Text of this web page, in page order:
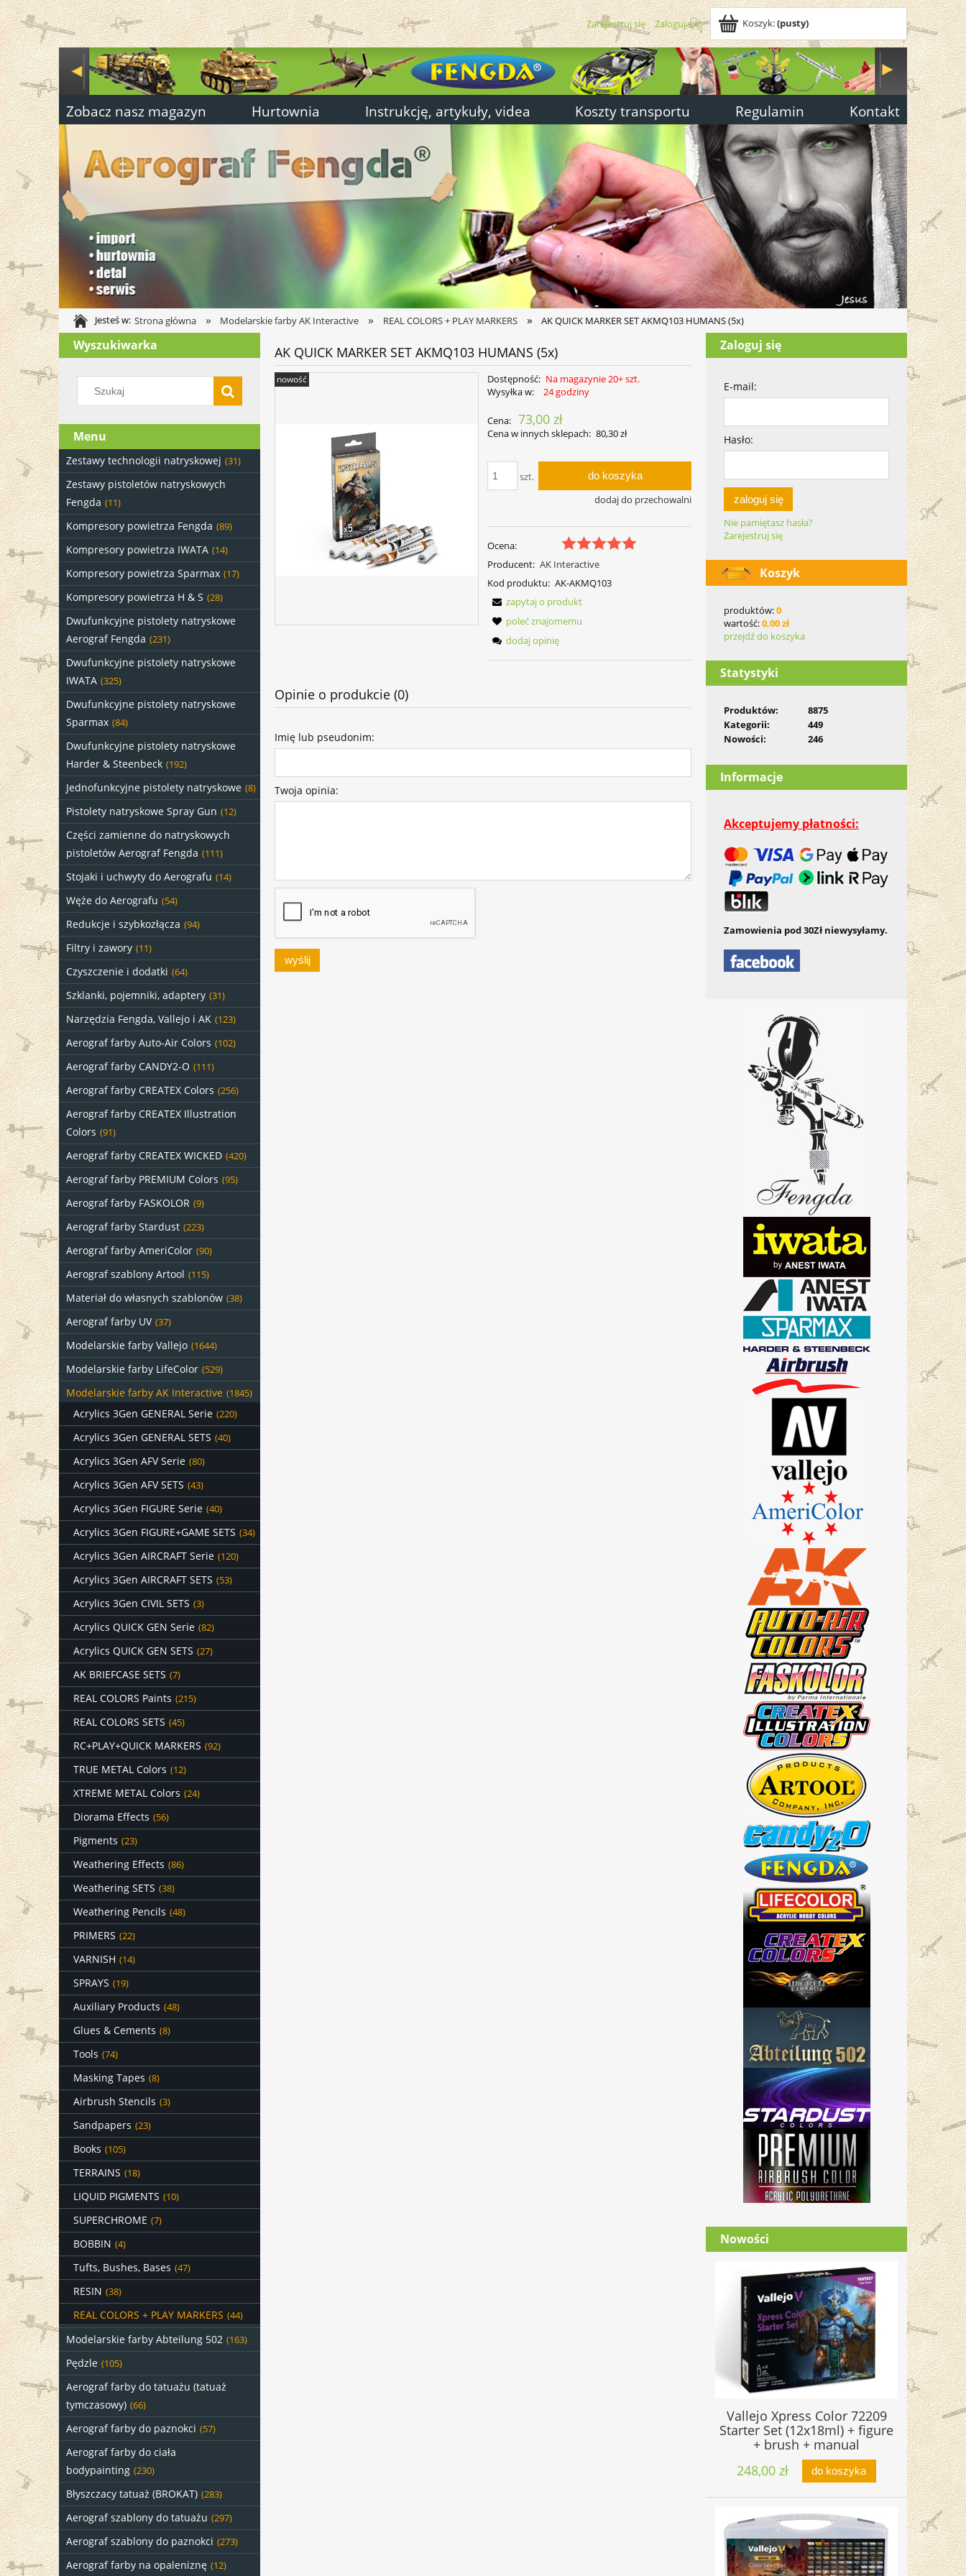
Koszyk:(pusty)
Zarejestruj się Zaloguj się
Zobacz nasz magazyn Hurtownia Instrukcję, artykuły, videa Koszty transportu Regulamin Kontakt
Jesteś w: Strona główna » Modelarskie farby AK Interactive » REAL COLORS + PLAY MARKERS » AK QUICK MARKER SET AKMQ103 HUMANS (5x)
Wyszukiwarka
Menu
Zestawy technologii natryskowej (31)
Zestawy pistoletów natryskowych
Fengda (11)
Kompresory powietrza Fengda (89)
Kompresory powietrza IWATA (14)
Kompresory powietrza Sparmax (17)
Kompresory powietrza H & S (28)
Dwufunkcyjne pistolety natryskowe
Aerograf Fengda (231)
Dwufunkcyjne pistolety natryskowe
IWATA (325)
Dwufunkcyjne pistolety natryskowe
Sparmax (84)
Dwufunkcyjne pistolety natryskowe
Harder & Steenbeck (192)
Jednofunkcyjne pistolety natryskowe (8)
Pistolety natryskowe Spray Gun (12)
Części zamienne do natryskowych
pistoletów Aerograf Fengda (111)
Stojaki i uchwyty do Aerografu (14)
Węże do Aerografu (54)
Redukcje i szybkozłącza (94)
Filtry i zawory (11)
Czyszczenie i dodatki (64)
Szklanki, pojemniki, adaptery (31)
Narzędzia Fengda, Vallejo i AK (123)
Aerograf farby Auto-Air Colors (102)
Aerograf farby CANDY2-O (111)
Aerograf farby CREATEX Colors (256)
Aerograf farby CREATEX Illustration
Colors (91)
Aerograf farby CREATEX WICKED (420)
Aerograf farby PREMIUM Colors (95)
Aerograf farby FASKOLOR (9)
Aerograf farby Stardust (223)
Aerograf farby AmeriColor (90)
Aerograf szablony Artool (115)
Materiał do własnych szablonów (38)
Aerograf farby UV (37)
Modelarskie farby Vallejo (1644)
Modelarskie farby LifeColor (529)
Modelarskie farby AK Interactive (1845)
Acrylics 3Gen GENERAL Serie (220)
Acrylics 3Gen GENERAL SETS (40)
Acrylics 3Gen AFV Serie (80)
Acrylics 3Gen AFV SETS (43)
Acrylics 3Gen FIGURE Serie (40)
Acrylics 3Gen FIGURE+GAME SETS (34)
Acrylics 3Gen AIRCRAFT Serie (120)
Acrylics 3Gen AIRCRAFT SETS (53)
Acrylics 3Gen CIVIL SETS (3)
Acrylics QUICK GEN Serie (82)
Acrylics QUICK GEN SETS (27)
AK BRIEFCASE SETS (7)
REAL COLORS Paints (215)
REAL COLORS SETS (45)
RC+PLAY+QUICK MARKERS (92)
TRUE METAL Colors (12)
XTREME METAL Colors (24)
Diorama Effects (56)
Pigments (23)
Weathering Effects (86)
Weathering SETS (38)
Weathering Pencils (48)
PRIMERS (22)
VARNISH (14)
SPRAYS (19)
Auxiliary Products (48)
Glues & Cements (8)
Tools (74)
Masking Tapes (8)
Airbrush Stencils (3)
Sandpapers (23)
Books (105)
TERRAINS (18)
LIQUID PIGMENTS (10)
SUPERCHROME (7)
BOBBIN (4)
Tufts, Bushes, Bases (47)
RESIN (38)
REAL COLORS + PLAY MARKERS (44)
Modelarskie farby Abteilung 502 (163)
Pędzle (105)
Aerograf farby do tatuażu (tatuaż
tymczasowy) (66)
Aerograf farby do paznokci (57)
Aerograf farby do ciała
bodypainting (230)
Błyszczacy tatuaż (BROKAT) (283)
Aerograf szablony do tatuażu (297)
Aerograf szablony do paznokci (273)
Aerograf farby na opaleniznę (12)
AK QUICK MARKER SET AKMQ103 HUMANS (5x)
nowość Dostępność: Na magazynie 20+ szt.
Wysyłka w:
24 godziny
Cena: 73,00 zł
Cena w innych sklepach: 80,30 zł
szt. do koszyka
dodaj do przechowalni
Ocena:
Producent: AK Interactive
Kod produktu: AK-AKMQ103
zapytaj o produkt
poleć znajomemu
dodaj opinię
Opinie o produkcie (0)
Imię lub pseudonim:
Twoja opinia:
wyślij
Zaloguj się
E-mail:
Hasło:
zaloguj się
Nie pamiętasz hasła?
Zarejestruj się
Koszyk
produktów:0
wartość:0,00 zł
przejdź do koszyka
Statystyki
Produktów:
8875
Kategorii:
449
Nowości:
246
Informacje
Akceptujemy płatności:
Zamowienia pod 30Zł niewysyłamy.
Nowości
Vallejo Xpress Color 72209
Starter Set (12x18ml) + figure
+ brush + manual
248,00 zł
do koszyka